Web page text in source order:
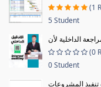
(1
5 Student
(0
0 Student